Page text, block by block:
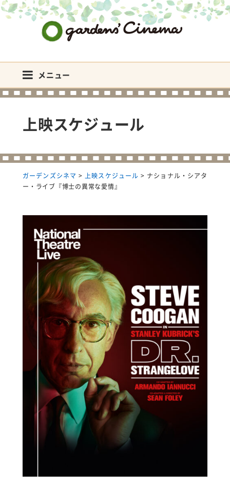
メニュー
上映スケジュール
ガーデンズシネマ >上映スケジュール > ナショナル・シアタ
ー・ライブ『博士の異常な愛情』